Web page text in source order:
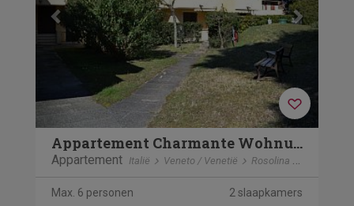
Appartement Charmante Wohnung in Rosolina Mare mit Privatpar
Appartement Italië Veneto / Venetië Rosolina Mare
Max. 6 personen 2 slaapkamers